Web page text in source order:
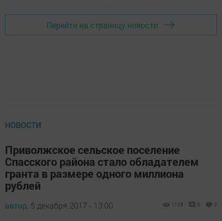
Перейти на страницу новости
НОВОСТИ
Приволжское сельское поселение
Спасского района стало обладателем
гранта в размере одного миллиона
рублей
автор, 5 декабря 2017 - 13:00 1128 0 0